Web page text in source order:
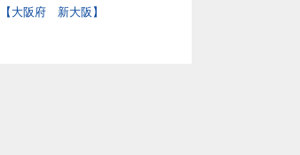
【大阪府 新大阪】